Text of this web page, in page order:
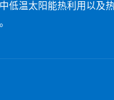
低温太阳能热利用以及